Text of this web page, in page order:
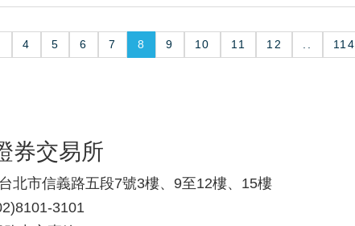
4 5 6 7 8 9 10 11 12 114
券交易所
北市信義路五段7號3樓、9至12樓、15樓
3101